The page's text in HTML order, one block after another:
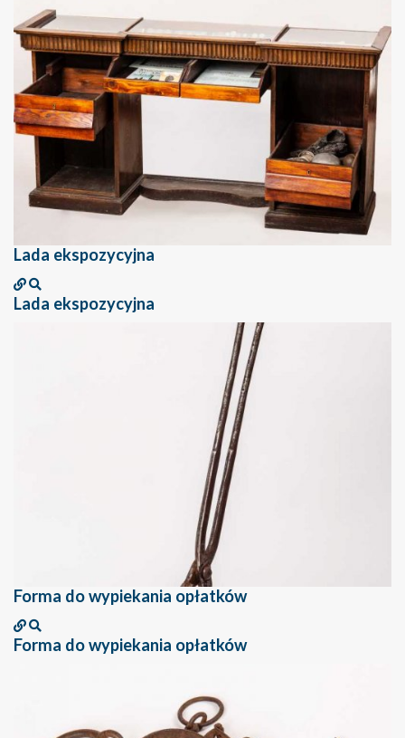
Lada ekspozycyjna
Lada ekspozycyjna
Forma do wypiekania opłatków
Forma do wypiekania opłatków